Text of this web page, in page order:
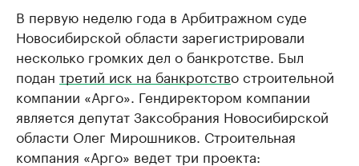
В первую неделю года в Арбитражном суде
Новосибирской области зарегистрировали
несколько громких дел о банкротстве. Был
подан третий иск на банкротство строительной
компании «Арго». Гендиректором компании
является депутат Заксобрания Новосибирской
области Олег Мирошников. Строительная
компания «Арго» ведет три проекта: